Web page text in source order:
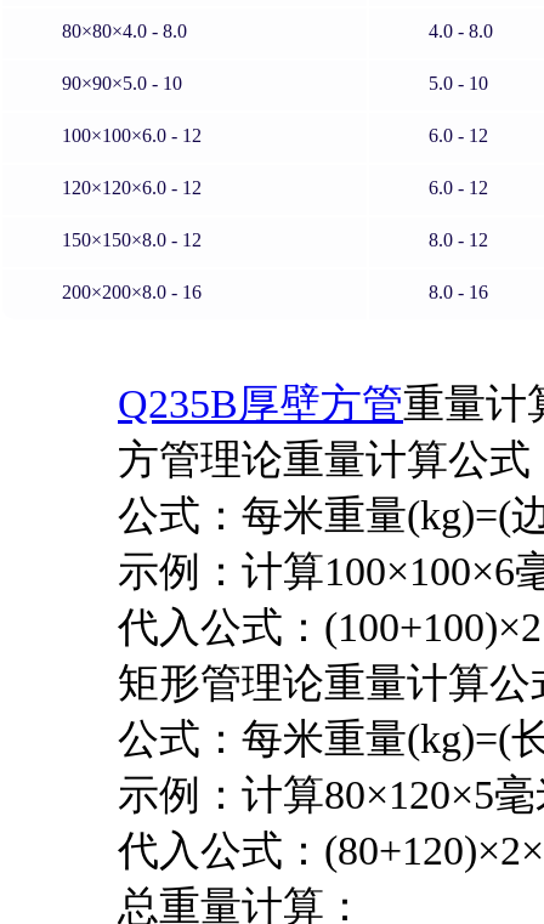
80×80×4.0 - 8.0 4.0 - 8.0
90×90×5.0 - 10 5.0 - 10
100×100×6.0 - 12 6.0 - 12
120×120×6.0 - 12 6.0 - 12
150×150×8.0 - 12 8.0 - 12
200×200×8.0 - 16 8.0 - 16
Q235B厚壁方管重量计
方管理论重量计算公式
公式：每米重量(kg)=(边
示例：计算100×100×6
代入公式：
矩形管理论重量计算公
公式：每米重量(kg)=(长
示例：计算80×120×5毫
代入公式：
总重量计算：